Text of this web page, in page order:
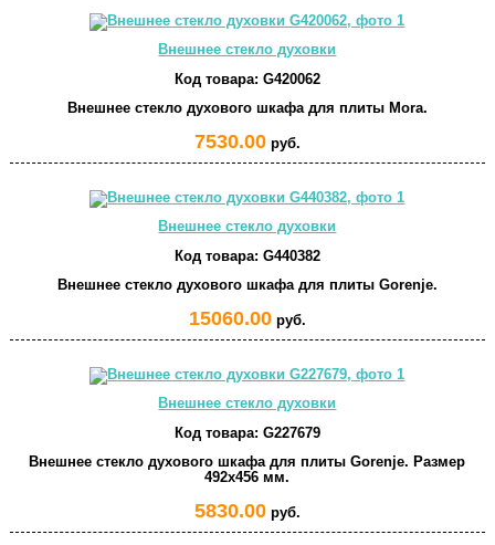
Внешнее стекло духовки
Код товара: G420062
Внешнее стекло духового шкафа для плиты Mora.
7530.00руб.
Внешнее стекло духовки
Код товара: G440382
Внешнее стекло духового шкафа для плиты Gorenje.
15060.00руб.
Внешнее стекло духовки
Код товара: G227679
Внешнее стекло духового шкафа для плиты Gorenje. Размер
492x456 мм.
5830.00руб.